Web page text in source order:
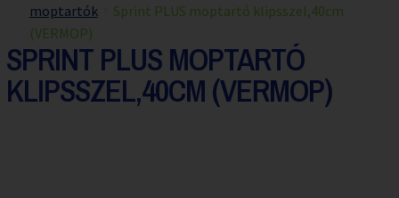
moptartók
Sprint PLUS moptartó klipsszel,40cm
(VERMOP)
SPRINT PLUS MOPTARTÓ
KLIPSSZEL,40CM (VERMOP)